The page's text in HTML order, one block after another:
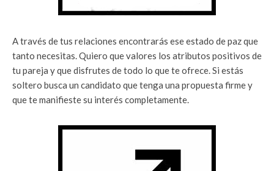
A través de tus relaciones encontrarás ese estado de paz que
tanto necesitas. Quiero que valores los atributos positivos de
tu pareja y que disfrutes de todo lo que te ofrece. Si estás
soltero busca un candidato que tenga una propuesta firme y
que te manifieste su interés completamente.